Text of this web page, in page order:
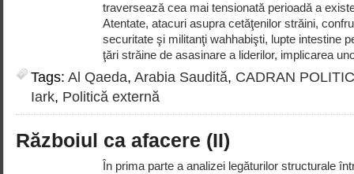
traversează cea mai tensionată perioadă a
Atentate, atacuri asupra cetăţenilor străini,
securitate şi militanţi wahhabişti, lupte intestine
ţări străine de asasinare a liderilor, implicarea
Tags: Al Qaeda, Arabia Saudită, CADRAN POLITIC
Iark, Politică externă
Războiul ca afacere (II)
În prima parte a analizei legăturilor structurale